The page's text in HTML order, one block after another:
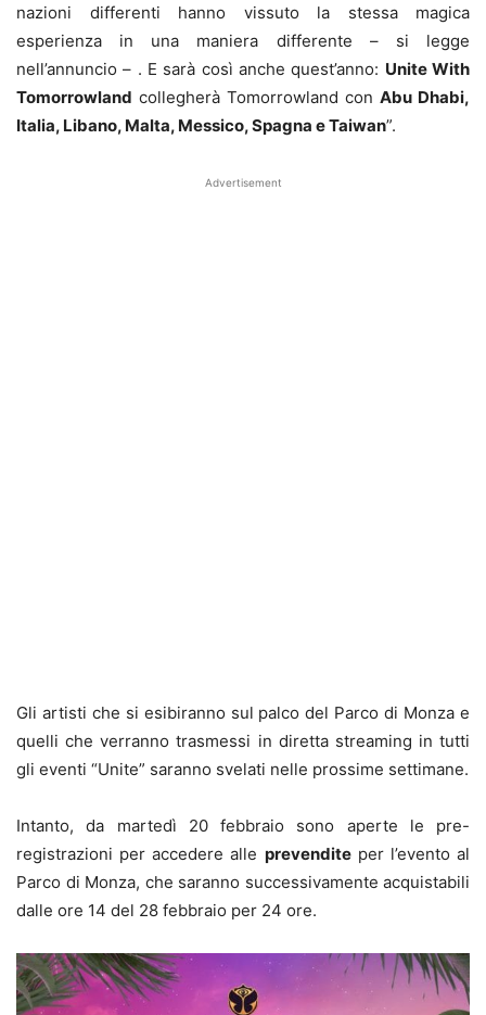
nazioni differenti hanno vissuto la stessa magica
esperienza in una maniera differente – si legge
nell’annuncio – . E sarà così anche quest’anno: Unite With
Tomorrowland collegherà Tomorrowland con Abu Dhabi,
Italia, Libano, Malta, Messico, Spagna e Taiwan”.
Advertisement
Gli artisti che si esibiranno sul palco del Parco di Monza e
quelli che verranno trasmessi in diretta streaming in tutti
gli eventi “Unite” saranno svelati nelle prossime settimane.
Intanto, da martedì 20 febbraio sono aperte le pre-
registrazioni per accedere alle prevenditeper l’evento al
Parco di Monza, che saranno successivamente acquistabili
dalle ore 14 del 28 febbraio per 24 ore.